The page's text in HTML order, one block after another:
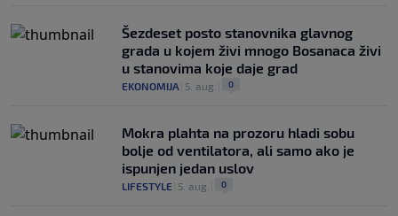
Šezdeset posto stanovnika glavnog
grada u kojem živi mnogo Bosanaca živi
u stanovima koje daje grad
EKONOMIJA 5. aug. 0
Mokra plahta na prozoru hladi sobu
bolje od ventilatora, ali samo ako je
ispunjen jedan uslov
LIFESTYLE 5. aug. 0